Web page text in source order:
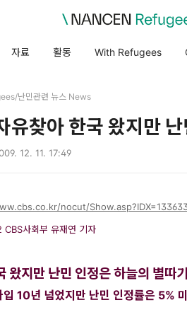
자료 활동 With Refugees
난민관련 뉴스 News
유찾아 한국 왔지만
12. 11. 17:49
nocut/
CBS사회부 유재연 기자
왔지만 난민 인정은 하늘의 별따
입 10년 넘었지만 난민 인정률은 5%